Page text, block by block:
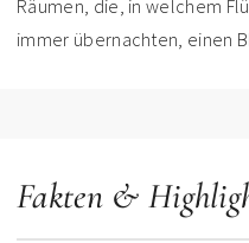
Räumen, die, in welchem
immer übernachten, einen
Fakten &